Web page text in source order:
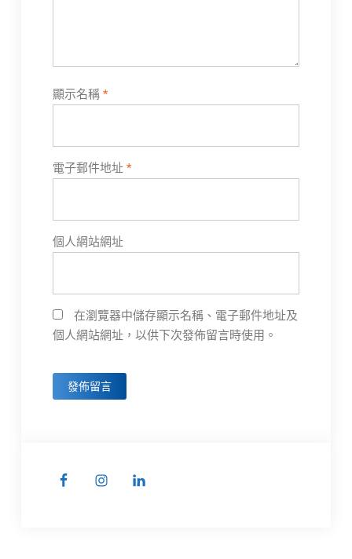
顯示名稱 *
電子郵件地址 *
個人網站網址
在瀏覽器中儲存顯示名稱、電子郵件地址及
個人網站網址，以供下次發佈留言時使用。